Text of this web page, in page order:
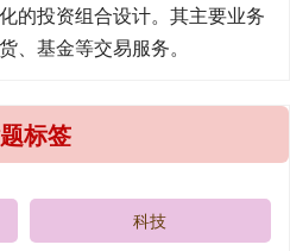
的投资组合设计。其主要业务
、基金等交易服务。
标签
科技